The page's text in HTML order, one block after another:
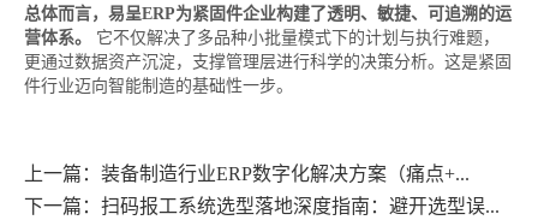
总体而言，易呈ERP为紧固件企业构建了透明、敏捷、可追溯的运
营体系。
它不仅解决了多品种小批量模式下的计划与执行难题，
更通过数据资产沉淀，支撑管理层进行科学的决策分析。这是紧固
件行业迈向智能制造的基础性一步。
上一篇：装备制造行业ERP数字化解决方案（痛点+...
下一篇：扫码报工系统选型落地深度指南：避开选型误...